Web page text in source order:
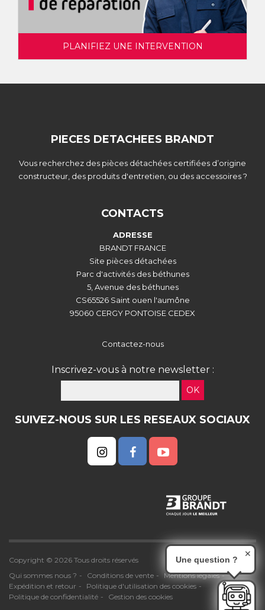
PLANIFIEZ UNE INTERVENTION
PIECES DETACHEES BRANDT
Vous recherchez des pièces détachées certifiées d’origine
constructeur, des produits d'entretien, ou des accessoires ?
CONTACTS
ADRESSE
BRANDT FRANCE
Site pièces détachées
Parc d'activités des béthunes
5, Avenue des béthunes
CS65526 Saint ouen l'aumône
95060 CERGY PONTOISE CEDEX
Contactez-nous
Inscrivez-vous à notre newsletter :
OK
SUIVEZ-NOUS SUR LES RESEAUX SOCIAUX
Copyright © 2026 Tous droits réservés
Qui sommes nous ?
Conditions de vente
Mentions légales
Expédition et retour
Politique d'utilisation des cookies
Politique de confidentialité
Gestion des cookies
Une question ?
✕